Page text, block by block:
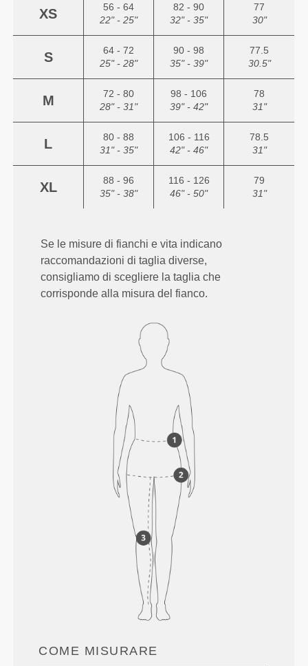
XS
56 - 64
22" - 25"
82 - 90
32" - 35"
77
30"
S
64 - 72
25" - 28"
90 - 98
35" - 39"
77.5
30.5"
M
72 - 80
28" - 31"
98 - 106
39" - 42"
78
31"
L
80 - 88
31" - 35"
106 - 116
42" - 46"
78.5
31"
XL
88 - 96
35" - 38"
116 - 126
46" - 50"
79
31"
Se le misure di fianchi e vita indicano
raccomandazioni di taglia diverse,
consigliamo di scegliere la taglia che
corrisponde alla misura del fianco.
COME MISURARE